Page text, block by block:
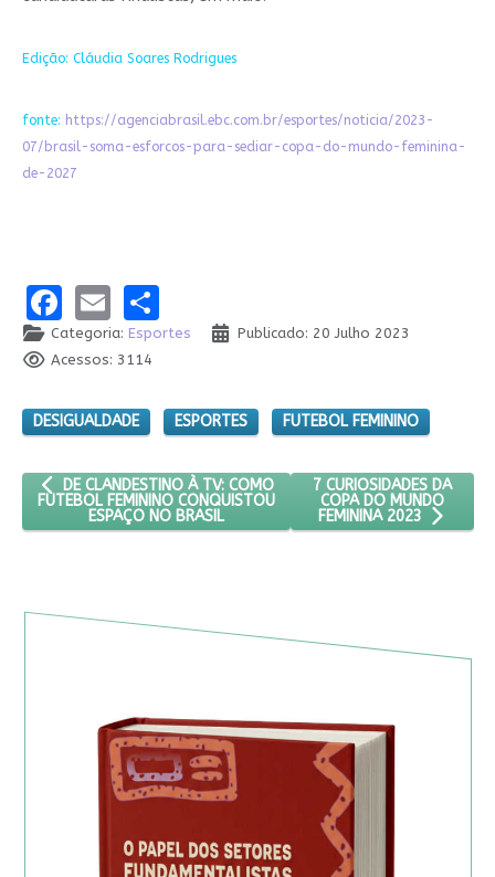
Edição: Cláudia Soares Rodrigues
fonte: https://agenciabrasil.ebc.com.br/esportes/noticia/2023-
07/brasil-soma-esforcos-para-sediar-copa-do-mundo-feminina-
de-2027
Facebook
EmailShare
Categoria: Esportes
Publicado: 20 Julho 2023
Acessos: 3114
DESIGUALDADE ESPORTES FUTEBOL FEMININO
ARTIGO ANTERIOR: DE CLANDESTINO À TV: COMO FUTEBOL
DE CLANDESTINO À TV: COMO
FUTEBOL FEMININO CONQUISTOU
ESPAÇO NO BRASIL
PRÓXIMO ARTIGO: 7
7 CURIOSIDADES DA
COPA DO MUNDO
FEMININA 2023